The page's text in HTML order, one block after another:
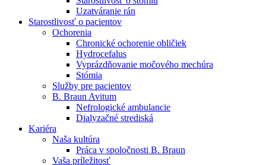
Uzatváranie rán
Starostlivosť o pacientov
Ochorenia
Chronické ochorenie obličiek
Hydrocefalus
Vyprázdňovanie močového mechúra
Stómia
Služby pre pacientov
B. Braun Avitum
Nefrologické ambulancie
Dialyzačné strediská
Kariéra
Naša kultúra
Práca v spoločnosti B. Braun
Vaša príležitosť